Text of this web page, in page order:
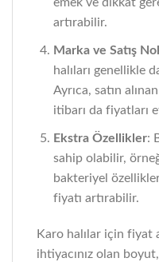
emek ve dikkat
artırabilir.
Marka ve Satış
halıları genellikle
Ayrıca, satın
itibarı da fiyatları
Ekstra Özellikler:
sahip olabilir,
bakteriyel
fiyatı artırabilir.
Karo halılar için fiyat
ihtiyacınız olan